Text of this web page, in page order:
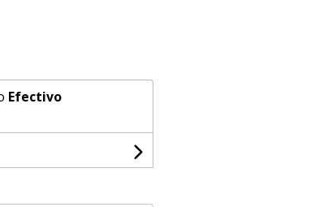
Efectivo